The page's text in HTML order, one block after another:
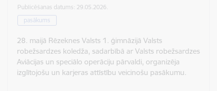
Publicēšanas datums: 29.05.2026.
pasākums
28. maijā Rēzeknes Valsts 1. ģimnāzijā Valsts
robežsardzes koledža, sadarbībā ar Valsts robežsardzes
Aviācijas un speciālo operāciju pārvaldi, organizēja
izglītojošu un karjeras attīstību veicinošu pasākumu.